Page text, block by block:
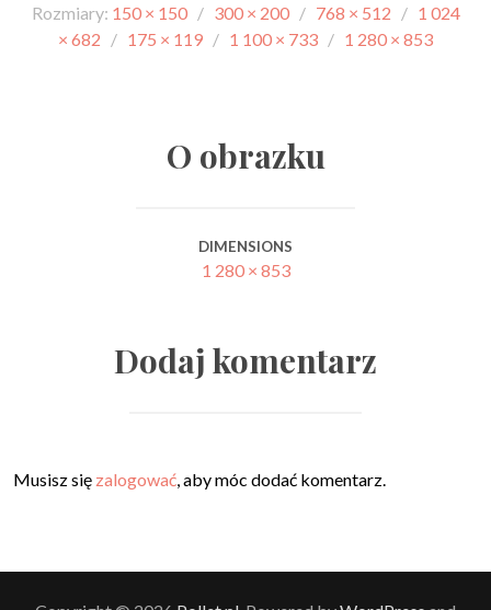
Rozmiary: 150 × 150 / 300 × 200 / 768 × 512 / 1 024
× 682 / 175 × 119 / 1 100 × 733 / 1 280 × 853
O obrazku
DIMENSIONS
1 280 × 853
Dodaj komentarz
Musisz się zalogować, aby móc dodać komentarz.